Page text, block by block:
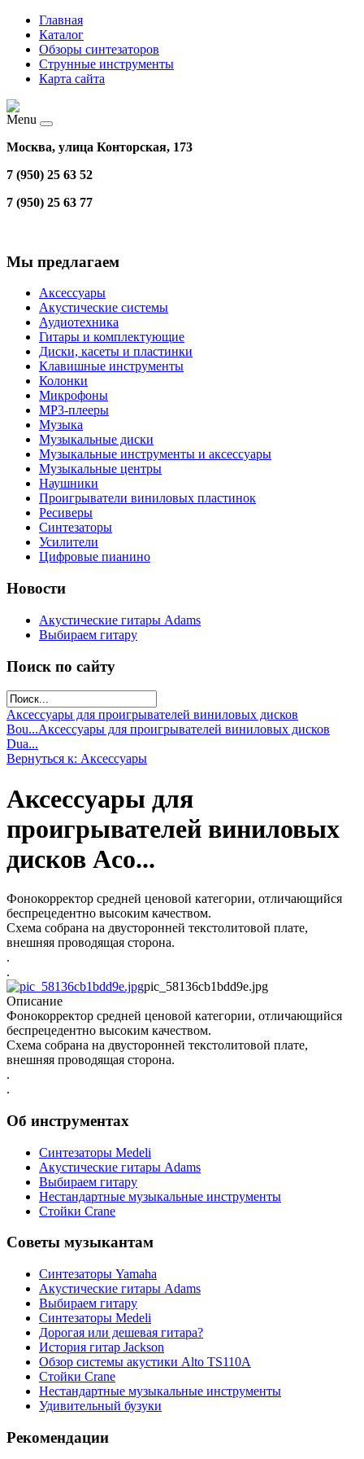
Главная
Каталог
Обзоры синтезаторов
Струнные инструменты
Карта сайта
Menu
Москва, улица Конторская, 173
7 (950) 25 63 52
7 (950) 25 63 77
Мы предлагаем
Аксессуары
Акустические системы
Аудиотехника
Гитары и комплектующие
Диски, касеты и пластинки
Клавишные инструменты
Колонки
Микрофоны
МР3-плееры
Музыка
Музыкальные диски
Музыкальные инструменты и аксессуары
Музыкальные центры
Наушники
Проигрыватели виниловых пластинок
Ресиверы
Синтезаторы
Усилители
Цифровые пианино
Новости
Акустические гитары Adams
Выбираем гитару
Поиск по сайту
Аксессуары для проигрывателей виниловых дисков
Bou...Аксессуары для проигрывателей виниловых дисков
Dua...
Вернуться к: Аксессуары
Аксессуары для
проигрывателей виниловых
дисков Aco...
Фонокорректор средней ценовой категории, отличающийся
беспрецедентно высоким качеством.
Схема собрана на двусторонней текстолитовой плате,
внешняя проводящая сторона.
.
.
pic_58136cb1bdd9e.jpg
Описание
Фонокорректор средней ценовой категории, отличающийся
беспрецедентно высоким качеством.
Схема собрана на двусторонней текстолитовой плате,
внешняя проводящая сторона.
.
.
Об инструментах
Синтезаторы Мedeli
Акустические гитары Adams
Выбираем гитару
Нестандартные музыкальные инструменты
Стойки Crane
Советы музыкантам
Синтезаторы Yamaha
Акустические гитары Adams
Выбираем гитару
Синтезаторы Мedeli
Дорогая или дешевая гитара?
История гитар Jackson
Обзор системы акустики Alto TS110A
Стойки Crane
Нестандартные музыкальные инструменты
Удивительный бузуки
Рекомендации